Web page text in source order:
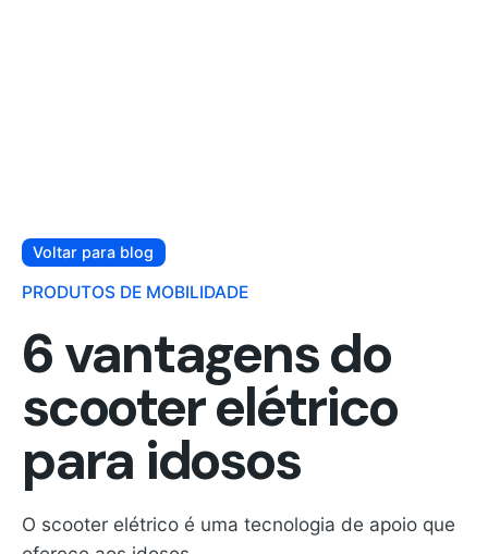
Voltar para blog
PRODUTOS DE MOBILIDADE
6 vantagens do
scooter elétrico
para idosos
O scooter elétrico é uma tecnologia de apoio que